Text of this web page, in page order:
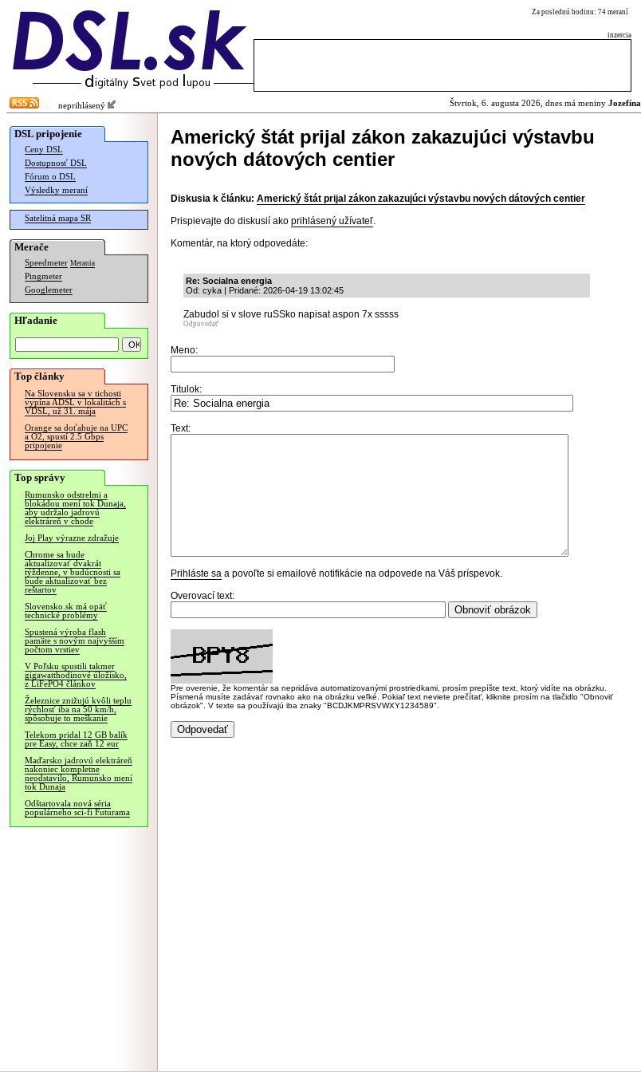
Za poslednú hodinu: 74 meraní
inzercia
neprihlásený Štvrtok, 6. augusta 2026, dnes má meniny Jozefína
DSL pripojenie
Ceny DSL
Dostupnosť DSL
Fórum o DSL
Výsledky meraní
Satelitná mapa SR
Merače
Speedmeter Merania
Pingmeter
Googlemeter
Hľadanie
Top články
Na Slovensku sa v tichosti
vypína ADSL v lokalitách s
VDSL, už 31. mája
Orange sa doťahuje na UPC
a O2, spustí 2.5 Gbps
pripojenie
Top správy
Rumunsko odstrelmi a
blokádou mení tok Dunaja,
aby udržalo jadrovú
elektráreň v chode
Joj Play výrazne zdražuje
Chrome sa bude
aktualizovať dvakrát
týždenne, v budúcnosti sa
bude aktualizovať bez
reštartov
Slovensko.sk má opäť
technické problémy
Spustená výroba flash
pamäte s novým najvyšším
počtom vrstiev
V Poľsku spustili takmer
gigawatthodinové úložisko,
z LiFePO4 článkov
Železnice znižujú kvôli teplu
rýchlosť iba na 50 km/h,
spôsobuje to meškanie
Telekom pridal 12 GB balík
pre Easy, chce zaň 12 eur
Maďarsko jadrovú elektráreň
nakoniec kompletne
neodstavilo, Rumunsko mení
tok Dunaja
Odštartovala nová séria
populárneho sci-fi Futurama
Americký štát prijal zákon zakazujúci výstavbu
nových dátových centier
Diskusia k článku: Americký štát prijal zákon zakazujúci výstavbu nových dátových centier
Prispievajte do diskusií ako prihlásený užívateľ.
Komentár, na ktorý odpovedáte:
Re: Socialna energia
Od: cyka | Pridané: 2026-04-19 13:02:45
Zabudol si v slove ruSSko napisat aspon 7x sssss
Odpovedať
Meno:
Titulok:
Text:
Prihláste sa a povoľte si emailové notifikácie na odpovede na Váš príspevok.
Overovací text:
Pre overenie, že komentár sa nepridáva automatizovanými prostriedkami, prosím prepíšte text, ktorý vidíte na obrázku.
Písmená musíte zadávať rovnako ako na obrázku veľké. Pokiaľ text neviete prečítať, kliknite prosím na tlačidlo "Obnoviť
obrázok". V texte sa používajú iba znaky "BCDJKMPRSVWXY1234589".